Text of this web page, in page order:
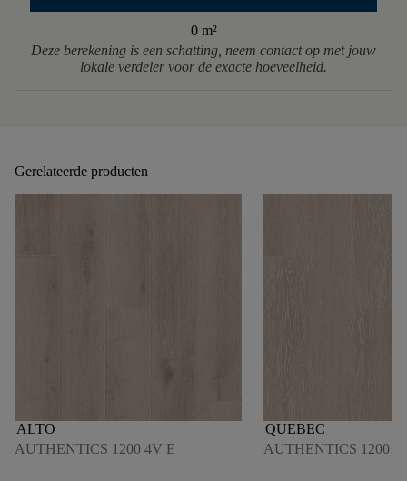
0 m²
Deze berekening is een schatting, neem contact op met jouw
lokale verdeler voor de exacte hoeveelheid.
Gerelateerde producten
ALTO
AUTHENTICS 1200 4V E
QUEBEC
AUTHENTICS 1200